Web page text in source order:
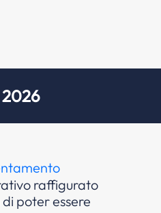
raffigurato
poter essere